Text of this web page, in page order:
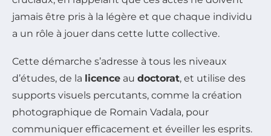
jamais être pris à la légère et que chaque individu
a un rôle à jouer dans cette lutte collective.
Cette démarche s’adresse à tous les niveaux
d’études, de la licence au doctorat, et utilise des
supports visuels percutants, comme la création
photographique de Romain Vadala, pour
communiquer efficacement et éveiller les esprits.